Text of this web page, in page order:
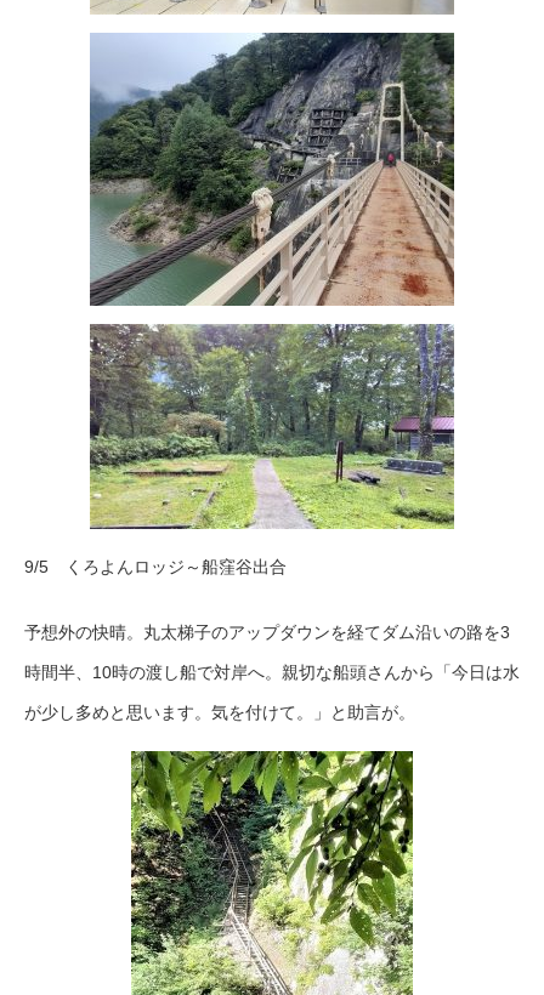
9/5 くろよんロッジ～船窪谷出合
予想外の快晴。丸太梯子のアップダウンを経てダム沿いの路を3
時間半、10時の渡し船で対岸へ。親切な船頭さんから「今日は水
が少し多めと思います。気を付けて。」と助言が。